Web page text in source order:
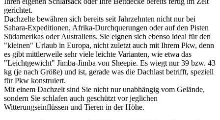
gerichtet.
Dachzelte bewähren sich bereits seit Jahrzehnten nicht nur bei
Sahara-Expeditionen, Afrika-Durchquerungen oder auf den Pisten
Südamerikas oder Australiens. Sie eignen sich ebenso ideal für den
"kleinen" Urlaub in Europa, nicht zuletzt auch mit Ihrem Pkw, denn
es gibt mittlerweile sehr viele leichte Varianten, wie etwa das
"Leichtgewicht" Jimba-Jimba von Sheepie. Es wiegt nur 39 bzw. 43
kg (je nach Größe) und ist, gerade was die Dachlast betrifft, speziell
für Pkw konstruiert.
Mit einem Dachzelt sind Sie nicht nur unabhängig vom Gelände,
sondern Sie schlafen auch geschützt vor jeglichen
Witterungseinflüssen und Tieren in der Höhe.